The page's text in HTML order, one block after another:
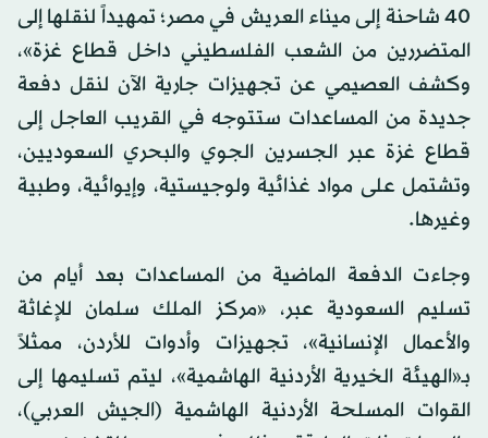
40 شاحنة إلى ميناء العريش في مصر؛ تمهيداً لنقلها إلى
المتضررين من الشعب الفلسطيني داخل قطاع غزة»،
وكشف العصيمي عن تجهيزات جارية الآن لنقل دفعة
جديدة من المساعدات ستتوجه في القريب العاجل إلى
قطاع غزة عبر الجسرين الجوي والبحري السعوديين،
وتشتمل على مواد غذائية ولوجيستية، وإيوائية، وطبية
وغيرها.
وجاءت الدفعة الماضية من المساعدات بعد أيام من
تسليم السعودية عبر، «مركز الملك سلمان للإغاثة
والأعمال الإنسانية»، تجهيزات وأدوات للأردن، ممثلاً
بـ«الهيئة الخيرية الأردنية الهاشمية»، ليتم تسليمها إلى
القوات المسلحة الأردنية الهاشمية (الجيش العربي)،